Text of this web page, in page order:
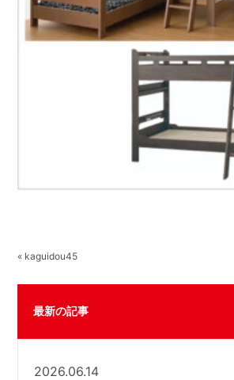
« kaguidou45
最新の記事
2026.06.14